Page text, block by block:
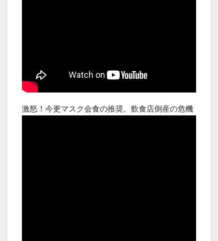
激怒！今更マスク会食の推奨。飲食店倒産の危機